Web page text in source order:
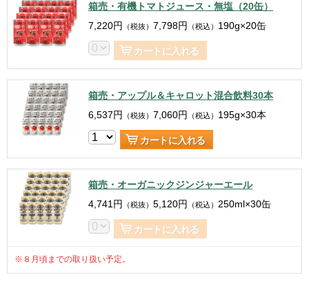
箱売・有機トマトジュース・無塩（20缶）
7,220円 （税抜） 7,798円 （税込） 190g×20缶
カートに入れる
箱売・アップル＆キャロット混合飲料30本
6,537円 （税抜） 7,060円 （税込） 195g×30本
カートに入れる
箱売・オーガニックジンジャーエール
4,741 円 （税抜） 5,120円 （税込） 250ml×30缶
カートに入れる
※８月頃までの取り扱い予定。